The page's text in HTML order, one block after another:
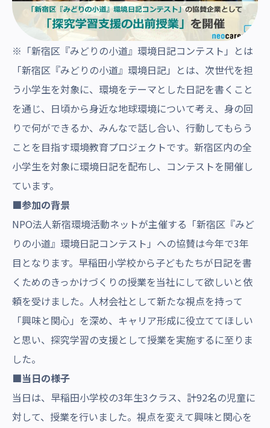
※ 「新宿区『みどりの小道』環境日記コンテスト」 とは
「新宿区『みどりの小道』環境日記」とは、次世代を担
う小学生を対象に、環境をテーマとした日記を書くこと
を通じ、日頃から身近な地球環境について考え、身の回
りで何ができるか、みんなで話し合い、行動してもらう
ことを目指す環境教育プロジェクトです。新宿区内の全
小学生を対象に環境日記を配布し、コンテストを開催し
ています。
■参加の背景
NPO法人新宿環境活動ネットが主催する「新宿区『みど
りの小道』環境日記コンテスト」への協賛は今年で3年
目となります。早稲田小学校から子どもたちが日記を書
くためのきっかけづくりの授業を当社にして欲しいと依
頼を受けました。人材会社として新たな視点を持って
「興味と関心」を深め、キャリア形成に役立ててほしい
と思い、探究学習の支援として授業を実施するに至りま
した。
■当日の様子
当日は、早稲田小学校の3年生3クラス、計92名の児童に
対して、授業を行いました。視点を変えて興味と関心を